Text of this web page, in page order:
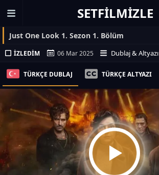
SETFILMIZLE
Just One Look 1. Sezon 1. Bölüm
İZLEDIM 06 Mar 2025 Dublaj & Altyazı
TÜRKÇE DUBLAJ TÜRKÇE ALTYAZI